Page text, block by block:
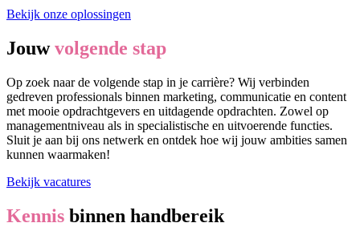
Bekijk onze oplossingen
Jouwvolgende stap
Op zoek naar de volgende stap in je carrière? Wij verbinden
gedreven professionals binnen marketing, communicatie en content
met mooie opdrachtgevers en uitdagende opdrachten. Zowel op
managementniveau als in specialistische en uitvoerende functies.
Sluit je aan bij ons netwerk en ontdek hoe wij jouw ambities samen
kunnen waarmaken!
Bekijk vacatures
Kennis binnen handbereik